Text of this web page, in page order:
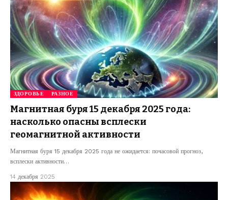
ЗДОРОВЬЕ РАЗНОЕ
Магнитная буря 15 декабря 2025 года:
насколько опасны всплески
геомагнитной активности
Магнитная буря 15 декабря 2025 года не ожидается: почасовой прогноз,
всплески активности…
14 декабря 2025